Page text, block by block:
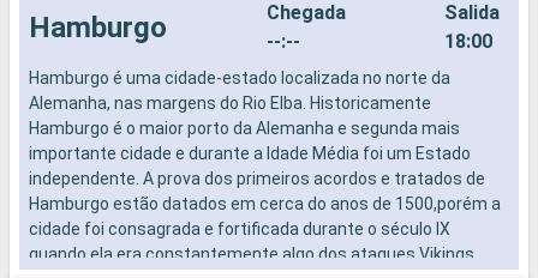
Hamburgo
Chegada
--:--
Salida
18:00
Hamburgo é uma cidade-estado localizada no norte da
Alemanha, nas margens do Rio Elba. Historicamente
Hamburgo é o maior porto da Alemanha e segunda mais
importante cidade e durante a Idade Média foi um Estado
independente. A prova dos primeiros acordos e tratados de
Hamburgo estão datados em cerca do anos de 1500,porém a
cidade foi consagrada e fortificada durante o século IX
quando ela era constantemente algo dos ataques Vikings.